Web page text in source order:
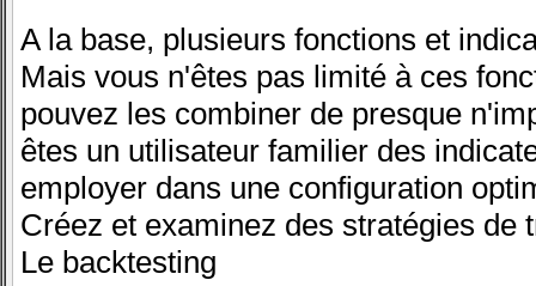
A la base, plusieurs fonctions et
Mais vous n'êtes pas limité à ces
pouvez les combiner de presque
êtes un utilisateur familier des
employer dans une configuration
Créez et examinez des stratégies de
Le backtesting